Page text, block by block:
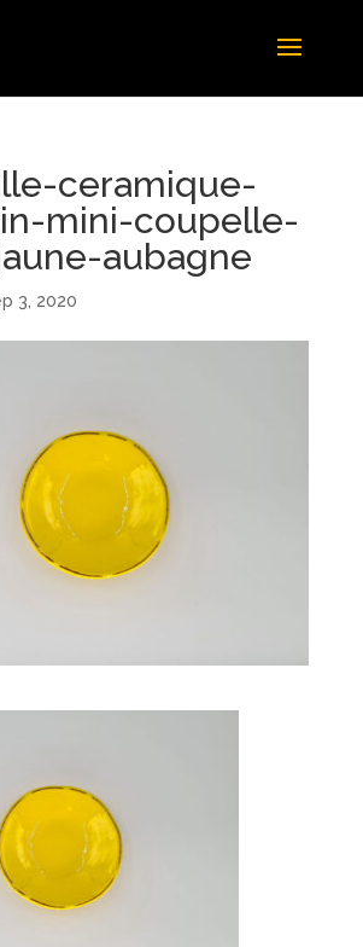
ceramique-
mini-coupelle-
aubagne
3, 2020